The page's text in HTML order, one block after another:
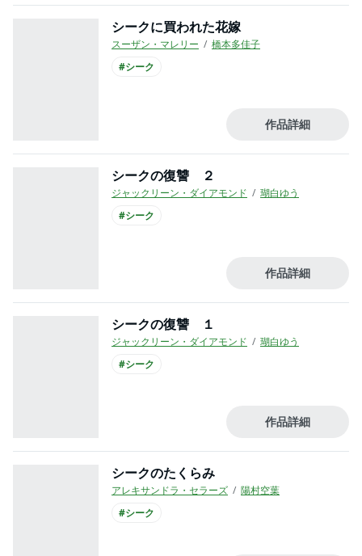
シークに買われた花嫁
スーザン・マレリー
橋本多佳子
#シーク
作品詳細
シークの復讐 ２
ジャックリーン・ダイアモンド
瑚白ゆう
#シーク
作品詳細
シークの復讐 １
ジャックリーン・ダイアモンド
瑚白ゆう
#シーク
作品詳細
シークのたくらみ
アレキサンドラ・セラーズ
陽村空葉
#シーク